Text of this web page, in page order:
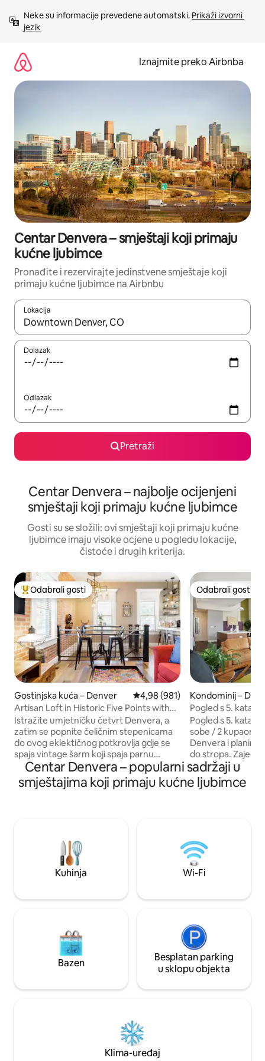
sadržaj
Neke su informacije prevedene automatski. Prikaži izvorni
jezik
Iznajmite preko Airbnba
Centar Denvera – smještaji koji primaju
kućne ljubimce
Pronađite i rezervirajte jedinstvene smještaje koji
primaju kućne ljubimce na Airbnbu
Lokacija
Kada budu dostupni rezultati, moći ćete ih pregledati
Dolazak
Odlazak
Pretraži
Centar Denvera – najbolje ocijenjeni
smještaji koji primaju kućne ljubimce
Gosti su se složili: ovi smještaji koji primaju kućne
ljubimce imaju visoke ocjene u pogledu lokacije,
čistoće i drugih kriterija.
Među najviše rangiranima s oznakom „Odabrali gosti”
Odabrali gosti
Gostinjska kuća – Denver Prosječna ocjena: 4,98/5,
4,98 (981)
Artisan Loft in Historic Five Points with
Rustic Red Bricks
Istražite umjetničku četvrt Denvera, a
zatim se popnite čeličnim stepenicama
do ovog eklektičnog potkrovlja gdje se
spaja vintage šarm koji spaja parnu
modu. Pločice s uzorkom u
portugalskom stilu besprijekorno se
stapaju s stolićem za kavu u boci i
blizini središta Denvera. Zgrada je
dizajnirana tako da oponaša stariju
arhitekturu kako bi se uklopila u
povijesnu četvrt. Unutrašnjost je
unutra s izloženim elementima od cigle i
dizajna. Dizajnirali smo i izgradili
konstrukciju, uključujući detalje poput
lustera s crnim cijevima, čeličnih stubišta
te neobičnih ormarića u kupaonici i
predmeti i kolekcije naše obitelji
sve što vidite dostupno, uključujući
ćemo vam od pomoći u odgovaranju na
sva pitanja o susjedstvu i o tome gdje
Odabrali gosti
Odabrali gosti
Kondominij –
Pogled s 5. kata |
Kreveti na kat |
Pogled s 5. kata
sobe / 2
Denvera i planine
do stropa.
panoramskim
garaži (25 USD
stadiona
(180 × 200) i
(150 × 190).
perilica/sušilica
jedinici, brzi Wi-
(naknada od 75
Centar Denvera – popularni sadržaji u
smještajima koji primaju kućne ljubimce
Kuhinja Wi-Fi
Bazen
Besplatan parking
u sklopu objekta
Klima-uređaj